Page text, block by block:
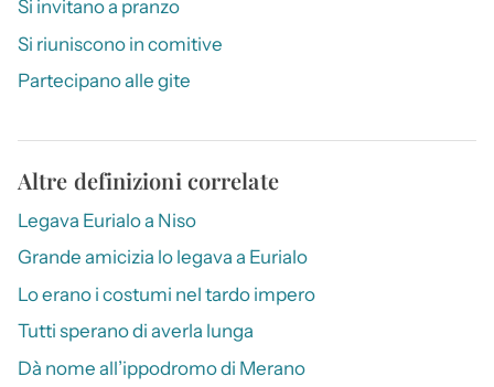
Si invitano a pranzo
Si riuniscono in comitive
Partecipano alle gite
Altre definizioni correlate
Legava Eurialo a Niso
Grande amicizia lo legava a Eurialo
Lo erano i costumi nel tardo impero
Tutti sperano di averla lunga
Dà nome all’ippodromo di Merano